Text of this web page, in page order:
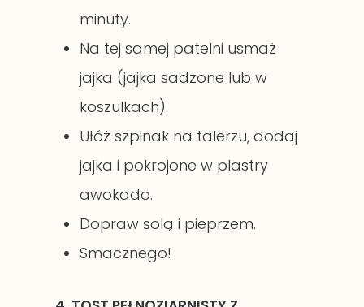
minuty.
Na tej samej patelni usmaż
jajka (jajka sadzone lub w
koszulkach).
Ułóż szpinak na talerzu, dodaj
jajka i pokrojone w plastry
awokado.
Dopraw solą i pieprzem.
Smacznego!